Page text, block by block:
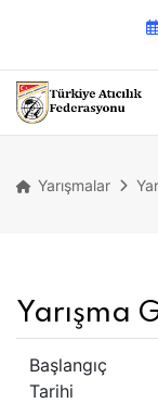
Yarışmalar
Yarışma
Başlangıç
Tarihi